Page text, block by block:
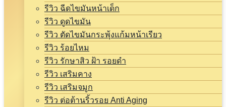
รีวิว ฉีดไขมันหน้าเด็ก
รีวิว ดูดไขมัน
รีวิว ตัดไขมันกระพุ้งแก้มหน้าเรียว
รีวิว ร้อยไหม
รีวิว รักษาสิว ฝ้า รอยดำ
รีวิว เสริมคาง
รีวิว เสริมจมูก
รีวิว ต่อต้านริ้วรอย Anti Aging